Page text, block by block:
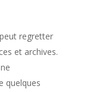
regretter
et archives.
quelques